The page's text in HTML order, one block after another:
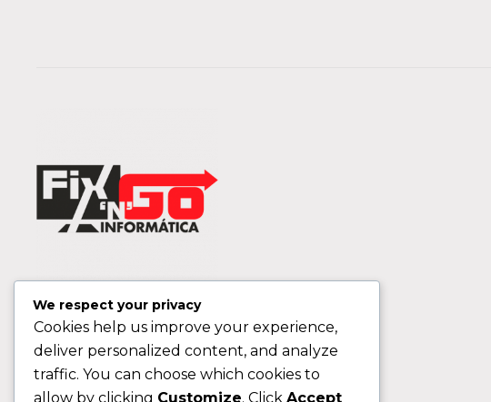
We respect your privacy
Cookies help us improve your experience,
deliver personalized content, and analyze
traffic. You can choose which cookies to
allow by clicking Customize. Click Accept